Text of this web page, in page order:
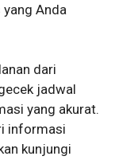
Anda
dari
jadwal
yang akurat.
informasi
kunjungi